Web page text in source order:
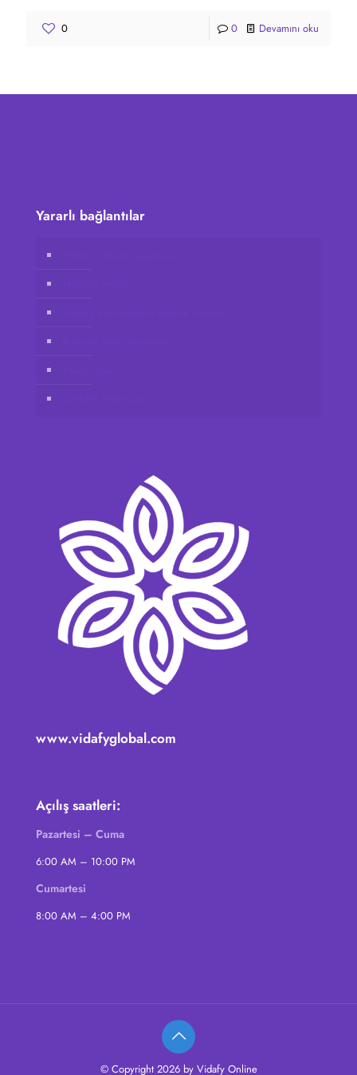
0 0 Devamını oku
Yararlı bağlantılar
www.vidafyglobal.com
Açılış saatleri:
Pazartesi – Cuma
6:00 AM – 10:00 PM
Cumartesi
8:00 AM – 4:00 PM
© Copyright 2026 by Vidafy Online